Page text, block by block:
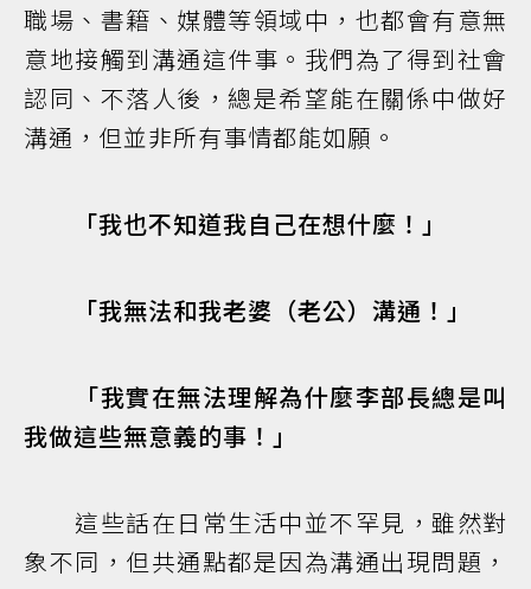
職場、書籍、媒體等領域中，也都會有意無
意地接觸到溝通這件事。我們為了得到社會
認同、不落人後，總是希望能在關係中做好
溝通，但並非所有事情都能如願。
「我也不知道我自己在想什麼！」
「我無法和我老婆（老公）溝通！」
「我實在無法理解為什麼李部長總是叫
我做這些無意義的事！」
這些話在日常生活中並不罕見，雖然對
象不同，但共通點都是因為溝通出現問題，